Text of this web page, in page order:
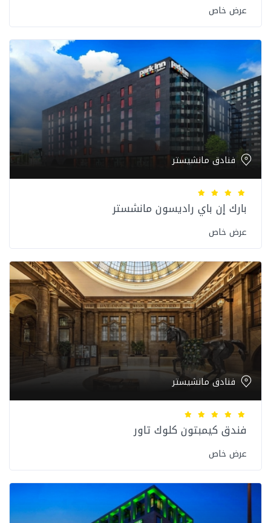
عرض خاص
فنادق مانشيستر
بارك إن باي راديسون مانشستر
عرض خاص
فنادق مانشيستر
فندق كيمبتون كلوك تاور
عرض خاص